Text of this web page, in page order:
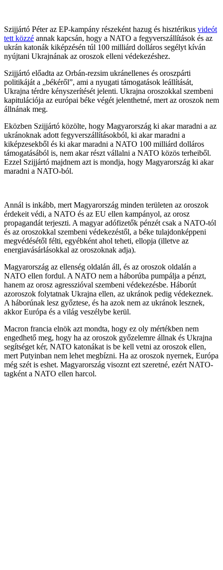
Szijjártó Péter az EP-kampány részeként hazug és hisztérikus videót
tett közzé annak kapcsán, hogy a NATO a fegyverszállítások és az
ukrán katonák kiképzésén túl 100 milliárd dolláros segélyt kíván
nyújtani Ukrajnának az oroszok elleni védekezéshez.
Szijjártó előadta az Orbán-rezsim ukránellenes és oroszpárti
politikáját a „békéről”, ami a nyugati támogatások leállítását,
Ukrajna térdre kényszerítését jelenti. Ukrajna oroszokkal szembeni
kapitulációja az európai béke végét jelenthetné, mert az oroszok nem
állnának meg.
Eközben Szijjártó közölte, hogy Magyarország ki akar maradni a az
ukránoknak adott fegyverszállításokból, ki akar maradni a
kiképzesekből és ki akar maradni a NATO 100 milliárd dolláros
támogatásából is, nem akar részt vállalni a NATO közös terheiből.
Ezzel Szijjártó majdnem azt is mondja, hogy Magyarország ki akar
maradni a NATO-ból.
Annál is inkább, mert Magyarország minden területen az oroszok
érdekeit védi, a NATO és az EU ellen kampányol, az orosz
propagandát terjeszti. A magyar adófizetők pénzét csak a NATO-tól
és az oroszokkal szembeni védekezéstől, a béke tulajdonképpeni
megvédésétől félti, egyébként ahol teheti, ellopja (illetve az
energiavásárlásokkal az oroszoknak adja).
Magyarország az ellenség oldalán áll, és az oroszok oldalán a
NATO ellen fordul. A NATO nem a háborúba pumpálja a pénzt,
hanem az orosz agresszióval szembeni védekezésbe. Háborút
azoroszok folytatnak Ukrajna ellen, az ukránok pedig védekeznek.
A háborúnak lesz győztese, és ha azok nem az ukránok lesznek,
akkor Európa és a világ veszélybe kerül.
Macron francia elnök azt mondta, hogy ez oly mértékben nem
engedhető meg, hogy ha az oroszok győzelemre állnak és Ukrajna
segítséget kér, NATO katonákat is be kell vetni az oroszok ellen,
mert Putyinban nem lehet megbízni. Ha az oroszok nyernek, Európa
még szét is eshet. Magyarország visoznt ezt szeretné, ezért NATO-
tagként a NATO ellen harcol.